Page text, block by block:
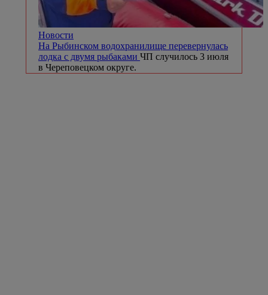
Новости
На Рыбинском водохранилище перевернулась
лодка с двумя рыбаками ЧП случилось 3 июля
в Череповецком округе.